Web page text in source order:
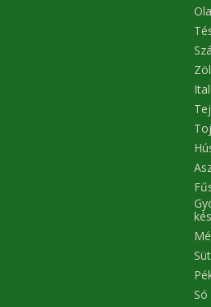
Só